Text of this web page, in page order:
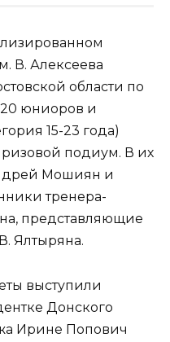
В. Алексеева
области по
юниоров и
15-23 года)
подиум. В их
Мошиян и
тренера-
представляющие
Ялтыряна.
выступили
Донского
Ирине Попович